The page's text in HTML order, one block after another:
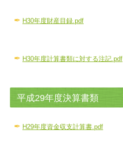
✒ H30年度財産目録.pdf
✒ H30年度計算書類に対する注記.pdf
平成29年度決算書類
✒ H29年度資金収支計算書.pdf